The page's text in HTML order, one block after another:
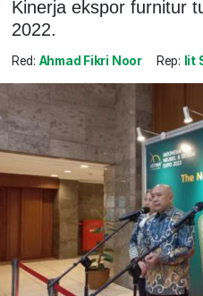
Kinerja ekspor furnitur
2022.
Red: Ahmad Fikri Noor Rep: Iit